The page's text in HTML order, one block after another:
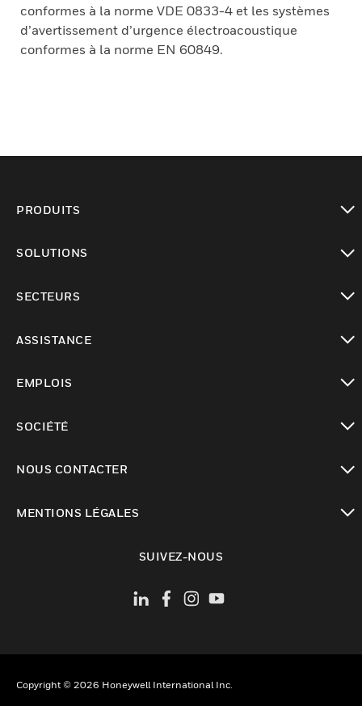
conformes à la norme VDE 0833-4 et les systèmes
d’avertissement d’urgence électroacoustique
conformes à la norme EN 60849.
PRODUITS
SOLUTIONS
SECTEURS
ASSISTANCE
EMPLOIS
SOCIÉTÉ
NOUS CONTACTER
MENTIONS LÉGALES
SUIVEZ-NOUS
Copyright © 2026 Honeywell International Inc.